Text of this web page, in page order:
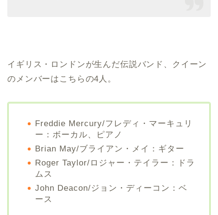
イギリス・ロンドンが生んだ伝説バンド、クイーン
のメンバーはこちらの4人。
Freddie Mercury/フレディ・マーキュリ
ー：ボーカル、ピアノ
Brian May/ブライアン・メイ：ギター
Roger Taylor/ロジャー・テイラー：ドラ
ムス
John Deacon/ジョン・ディーコン：ベ
ース